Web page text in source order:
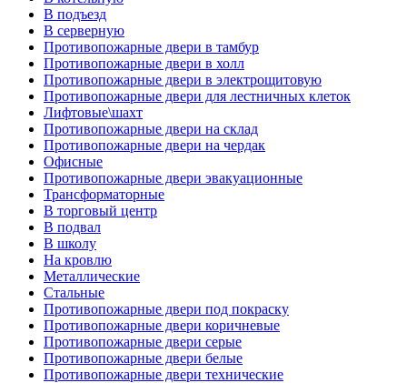
В подъезд
В серверную
Противопожарные двери в тамбур
Противопожарные двери в холл
Противопожарные двери в электрощитовую
Противопожарные двери для лестничных клеток
Лифтовые\шахт
Противопожарные двери на склад
Противопожарные двери на чердак
Офисные
Противопожарные двери эвакуационные
Трансформаторные
В торговый центр
В подвал
В школу
На кровлю
Металлические
Стальные
Противопожарные двери под покраску
Противопожарные двери коричневые
Противопожарные двери серые
Противопожарные двери белые
Противопожарные двери технические